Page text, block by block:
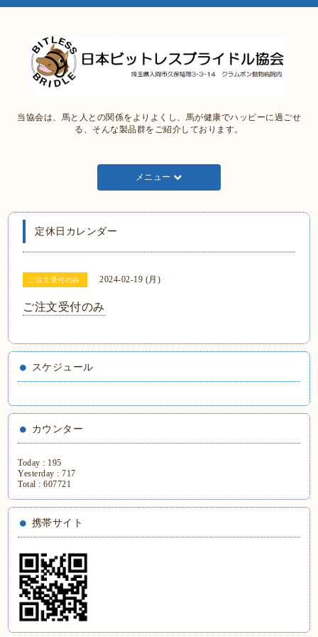
当協会は、馬と人との関係をよりよくし、馬が健康でハッピーに過ごせ
る、そんな製品群をご紹介しております。
メニュー
定休日カレンダー
ご注文受付のみ 2024-02-19 (月)
ご注文受付のみ
スケジュール
カウンター
Today : 195
Yesterday :717
Total :607721
携帯サイト